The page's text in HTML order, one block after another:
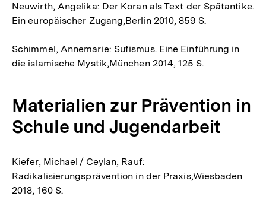
Neuwirth, Angelika: Der Koran als Text der Spätantike.
Ein europäischer Zugang,Berlin 2010, 859 S.
Schimmel, Annemarie: Sufismus. Eine Einführung in
die islamische Mystik,München 2014, 125 S.
Materialien zur Prävention in
Schule und Jugendarbeit
Kiefer, Michael / Ceylan, Rauf:
Radikalisierungsprävention in der Praxis,Wiesbaden
2018, 160 S.